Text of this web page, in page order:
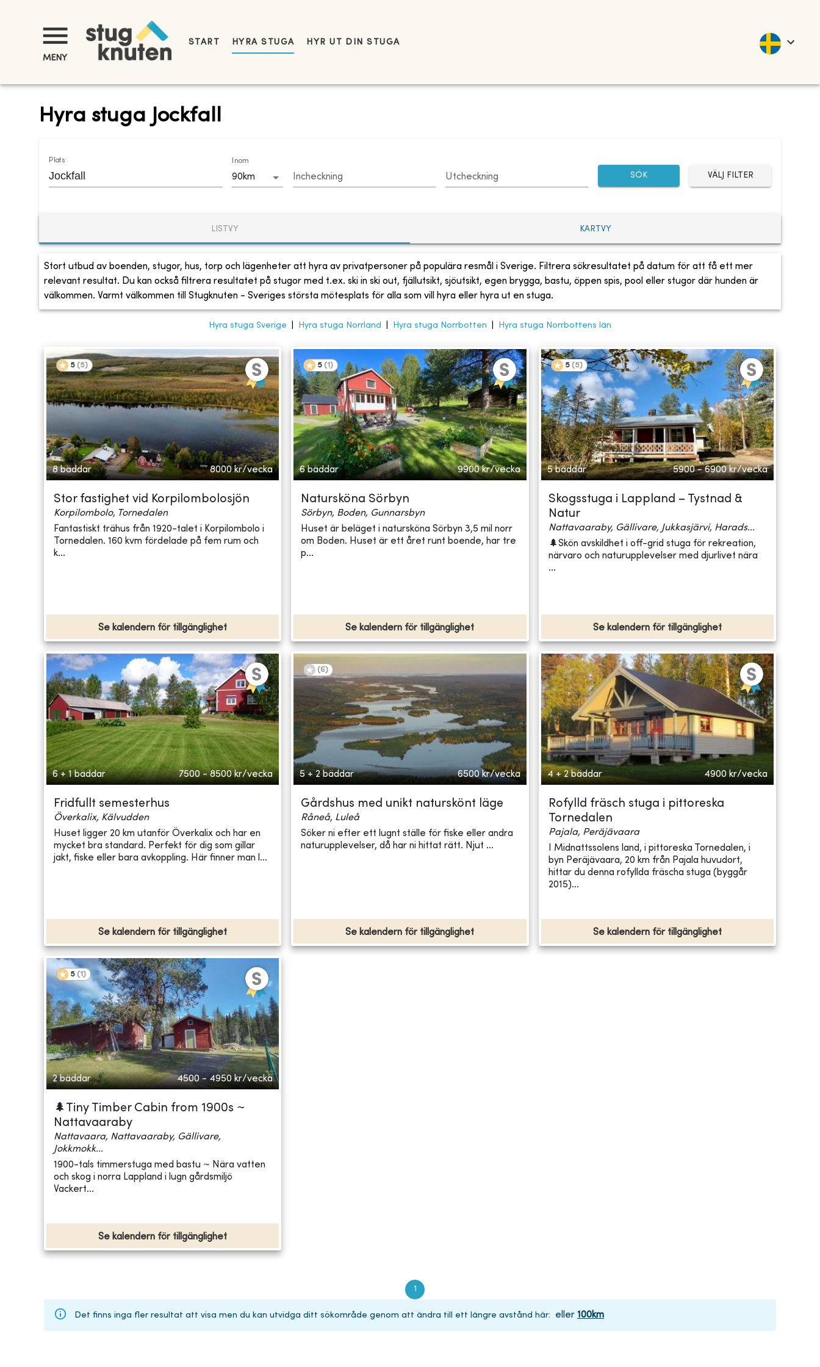
MENY
START HYRA STUGA HYR UT DIN STUGA
Hyra stuga Jockfall
Plats Inom
90km Incheckning Utcheckning SÖK VÄLJ FILTER
LISTVY KARTVY
Stort utbud av boenden, stugor, hus, torp och lägenheter att hyra av privatpersoner på populära resmål i Sverige. Filtrera sökresultatet på datum för att få ett mer
relevant resultat. Du kan också filtrera resultatet på stugor med t.ex. ski in ski out, fjällutsikt, sjöutsikt, egen brygga, bastu, öppen spis, pool eller stugor där hunden är
välkommen. Varmt välkommen till Stugknuten - Sveriges största mötesplats för alla som vill hyra eller hyra ut en stuga.
Hyra stuga Sverige Hyra stuga Norrland Hyra stuga Norrbotten Hyra stuga Norrbottens län
5 (5)
8 bäddar 8000 kr/vecka
Stor fastighet vid Korpilombolosjön
Korpilombolo, Tornedalen
Fantastiskt trähus från 1920-talet i Korpilombolo i
Tornedalen. 160 kvm fördelade på fem rum och
k...
Se kalendern för tillgänglighet
5 (1 )
6 bäddar 9900 kr/vecka
Natursköna Sörbyn
Sörbyn, Boden, Gunnarsbyn
Huset är beläget i natursköna Sörbyn 3,5 mil norr
om Boden. Huset är ett året runt boende, har tre
p...
Se kalendern för tillgänglighet
5 (5)
5 bäddar 5900 - 6900 kr/vecka
Skogsstuga i Lappland – Tystnad &
Natur
Nattavaaraby, Gällivare, Jukkasjärvi, Harads...
🌲Skön avskildhet i off-grid stuga för rekreation,
närvaro och naturupplevelser med djurlivet nära
...
Se kalendern för tillgänglighet
6 + 1 bäddar 7500 - 8500 kr/vecka
Fridfullt semesterhus
Överkalix, Kälvudden
Huset ligger 20 km utanför Överkalix och har en
mycket bra standard. Perfekt för dig som gillar
jakt, fiske eller bara avkoppling. Här finner man l...
Se kalendern för tillgänglighet
(6)
5 + 2 bäddar 6500 kr/vecka
Gårdshus med unikt naturskönt läge
Råneå, Luleå
Söker ni efter ett lugnt ställe för fiske eller andra
naturupplevelser, då har ni hittat rätt. Njut ...
Se kalendern för tillgänglighet
4 + 2 bäddar 4900 kr/vecka
Rofylld fräsch stuga i pittoreska
Tornedalen
Pajala, Peräjävaara
I Midnattssolens land, i pittoreska Tornedalen, i
byn Peräjävaara, 20 km från Pajala huvudort,
hittar du denna rofyllda fräscha stuga (byggår
2015)...
Se kalendern för tillgänglighet
5 (1 )
2 bäddar 4500 - 4950 kr/vecka
🌲Tiny Timber Cabin from 1900s ~
Nattavaaraby
Nattavaara, Nattavaaraby, Gällivare,
Jokkmokk...
1900-tals timmerstuga med bastu ~ Nära vatten
och skog i norra Lappland i lugn gårdsmiljö
Vackert...
Se kalendern för tillgänglighet
1
Det finns inga fler resultat att visa men du kan utvidga ditt sökområde genom att ändra till ett längre avstånd här: eller 100km